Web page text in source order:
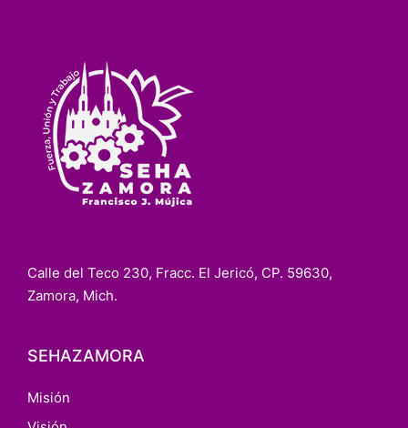
Calle del Teco 230, Fracc. El Jericó, CP. 59630,
Zamora, Mich.
SEHAZAMORA
Misión